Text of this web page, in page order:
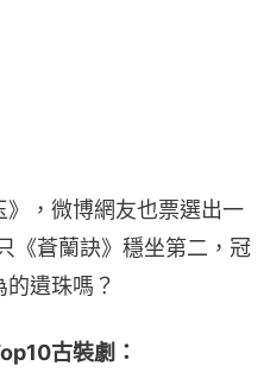
》，微博網友也票選出一
《蒼蘭訣》穩坐第二，冠
遺珠嗎？
古裝劇：